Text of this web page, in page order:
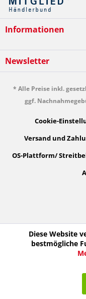
Informationen
Newsletter
* Alle Preise inkl.
ggf.
Cookie-
Versand und
OS-Plattform/
Diese Website
bestmögliche